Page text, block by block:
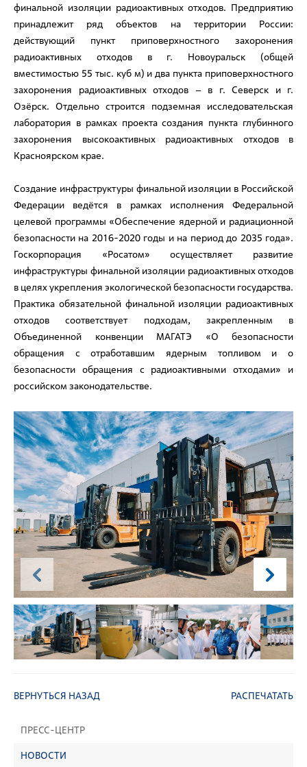
ПРЕСС-ЦЕНТР
НОВОСТИ
финальной изоляции радиоактивных отходов. Предприятию
принадлежит ряд объектов на территории России:
действующий пункт приповерхностного захоронения
радиоактивных отходов в г. Новоуральск (общей
вместимостью 55 тыс. куб м) и два пункта приповерхностного
захоронения радиоактивных отходов – в г. Северск и г.
Озёрск. Отдельно строится подземная исследовательская
лаборатория в рамках проекта создания пункта глубинного
захоронения высокоактивных радиоактивных отходов в
Красноярском крае.
Создание инфраструктуры финальной изоляции в Российской
Федерации ведётся в рамках исполнения Федеральной
целевой программы «Обеспечение ядерной и радиационной
безопасности на 2016-2020 годы и на период до 2035 года».
Госкорпорация «Росатом» осуществляет развитие
инфраструктуры финальной изоляции радиоактивных отходов
в целях укрепления экологической безопасности государства.
Практика обязательной финальной изоляции радиоактивных
отходов соответствует подходам, закрепленным в
Объединенной конвенции МАГАТЭ «О безопасности
обращения с отработавшим ядерным топливом и о
безопасности обращения с радиоактивными отходами» и
российском законодательстве.
ВЕРНУТЬСЯ НАЗАД РАСПЕЧАТАТЬ